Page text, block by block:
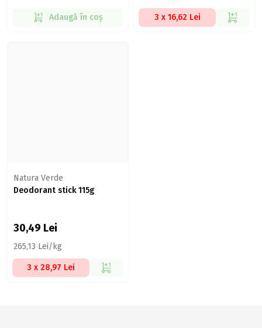
Adaugă în coș 3 x 16,62 Lei
Natura Verde
Deodorant stick 115g
30,49 Lei
265,13 Lei/kg
3 x 28,97 Lei